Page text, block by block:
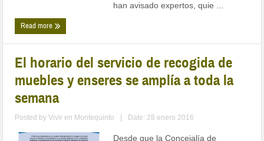
han avisado expertos, quie ...
Read more
El horario del servicio de recogida de
muebles y enseres se amplía a toda la
semana
Posted byVivir en Montequinto Date: 28 enero 2016
Desde que la Concejalía de